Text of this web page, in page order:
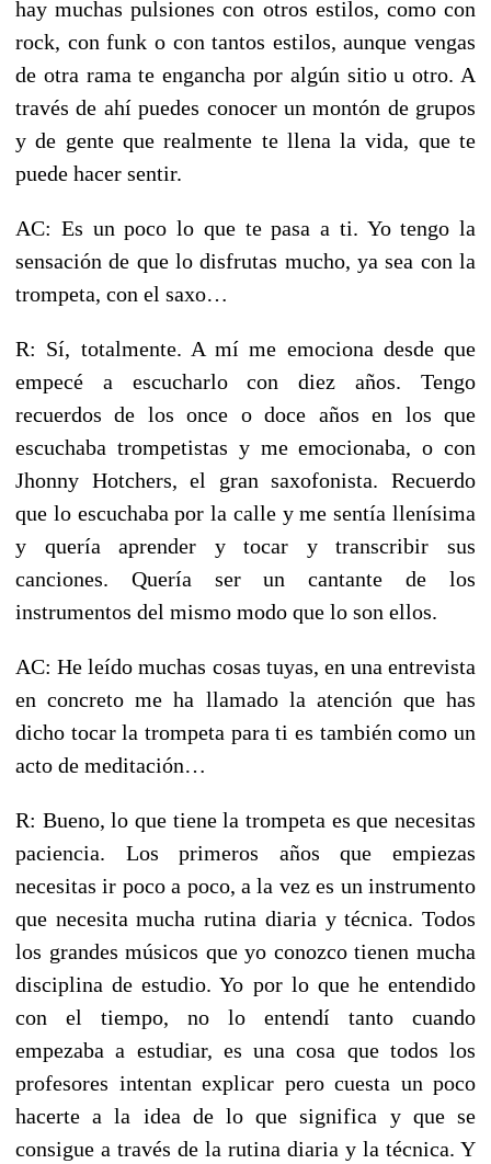
hay muchas pulsiones con otros estilos, como con
rock, con funk o con tantos estilos, aunque vengas
de otra rama te engancha por algún sitio u otro. A
través de ahí puedes conocer un montón de grupos
y de gente que realmente te llena la vida, que te
puede hacer sentir.
AC: Es un poco lo que te pasa a ti. Yo tengo la
sensación de que lo disfrutas mucho, ya sea con la
trompeta, con el saxo…
R: Sí, totalmente. A mí me emociona desde que
empecé a escucharlo con diez años. Tengo
recuerdos de los once o doce años en los que
escuchaba trompetistas y me emocionaba, o con
Jhonny Hotchers, el gran saxofonista. Recuerdo
que lo escuchaba por la calle y me sentía llenísima
y quería aprender y tocar y transcribir sus
canciones. Quería ser un cantante de los
instrumentos del mismo modo que lo son ellos.
AC: He leído muchas cosas tuyas, en una entrevista
en concreto me ha llamado la atención que has
dicho tocar la trompeta para ti es también como un
acto de meditación…
R: Bueno, lo que tiene la trompeta es que necesitas
paciencia. Los primeros años que empiezas
necesitas ir poco a poco, a la vez es un instrumento
que necesita mucha rutina diaria y técnica. Todos
los grandes músicos que yo conozco tienen mucha
disciplina de estudio. Yo por lo que he entendido
con el tiempo, no lo entendí tanto cuando
empezaba a estudiar, es una cosa que todos los
profesores intentan explicar pero cuesta un poco
hacerte a la idea de lo que significa y que se
consigue a través de la rutina diaria y la técnica. Y